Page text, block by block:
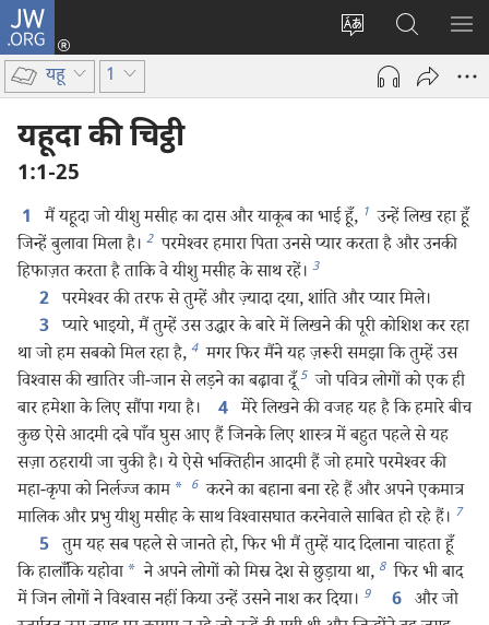
JW.ORG
वेबसाइट
भाषा
लॉग-
इन
(opens
JW.ORG
खोजें
मैन्यू
यहू 1
यहूदा की चिट्ठी
1:1-25
1 मैं यहूदा जो यीशु मसीह का दास और याकूब का भाई हूँ, 1 उन्हें लिख रहा हूँ
जिन्हें बुलावा मिला है। 2 परमेश्‍वर हमारा पिता उनसे प्यार करता है और उनकी
हिफाज़त करता है ताकि वे यीशु मसीह के साथ रहें। 3
2 परमेश्‍वर की तरफ से तुम्हें और ज़्यादा दया, शांति और प्यार मिले।
3 प्यारे भाइयो, मैं तुम्हें उस उद्धार के बारे में लिखने की पूरी कोशिश कर रहा
था जो हम सबको मिल रहा है, 4 मगर फिर मैंने यह ज़रूरी समझा कि तुम्हें उस
विश्‍वास की खातिर जी-जान से लड़ने का बढ़ावा दूँ 5 जो पवित्र लोगों को एक ही
बार हमेशा के लिए सौंपा गया है।
4 मेरे लिखने की वजह यह है कि हमारे बीच
कुछ ऐसे आदमी दबे पाँव घुस आए हैं जिनके लिए शास्त्र में बहुत पहले से यह
सज़ा ठहरायी जा चुकी है। ये ऐसे भक्‍तिहीन आदमी हैं जो हमारे परमेश्‍वर की
महा-कृपा को निर्लज्ज काम * 6 करने का बहाना बना रहे हैं और अपने एकमात्र
मालिक और प्रभु यीशु मसीह के साथ विश्‍वासघात करनेवाले साबित हो रहे हैं। 7
5 तुम यह सब पहले से जानते हो, फिर भी मैं तुम्हें याद दिलाना चाहता हूँ
कि हालाँकि यहोवा * ने अपने लोगों को मिस्र देश से छुड़ाया था, 8 फिर भी बाद
में जिन लोगों ने विश्‍वास नहीं किया उन्हें उसने नाश कर दिया। 9 6 और जो